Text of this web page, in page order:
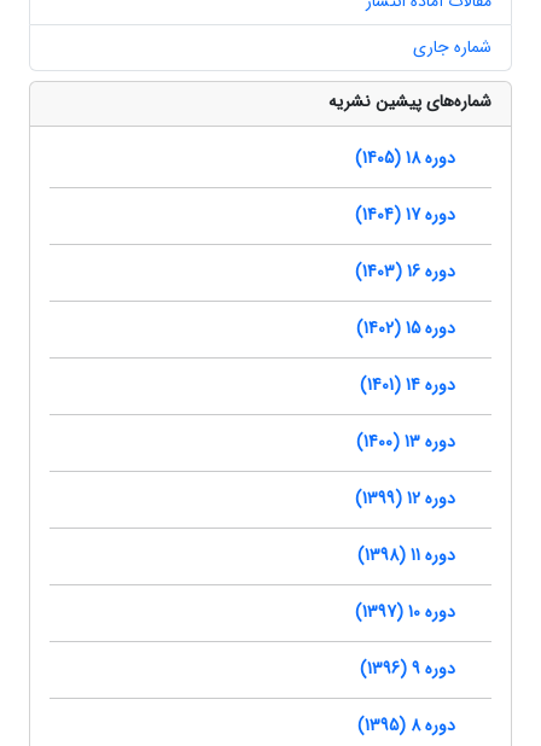
شماره جاری
شماره‌های پیشین نشریه
دوره 18 (1405)
دوره 17 (1404)
دوره 16 (1403)
دوره 15 (1402)
دوره 14 (1401)
دوره 13 (1400)
دوره 12 (1399)
دوره 11 (1398)
دوره 10 (1397)
دوره 9 (1396)
دوره 8 (1395)